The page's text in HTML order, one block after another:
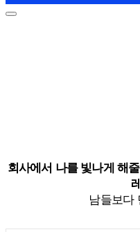
회사에서 나를 빛나게 해
남들보다